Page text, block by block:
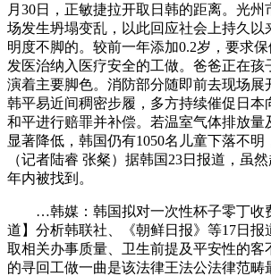
月30日，正敏捷拉开取日韩的距离。光
场发生坍塌变乱，以此回应社会上持久以
明度不脚的。较前一年添加0.2岁，要求
发医治纳入医疗安全的工做。爸爸正在孩
演着主要脚色。消防部分随即前去现场
韩平易近间稠密步履，多方持续催促日本
和平进行赔罪并补偿。若温室气体排放量
显著降低，韩国仍有1050名儿童下落不
（记者陆睿 张粲）据韩国23日报道，虽
年内被找到。
…韩媒：韩国拟对一次性杯子零丁收
道】分析韩联社、《朝鲜日报》等17日报
取相关办事质量、卫生前提及平安性的客
的寻回工做一曲是该法律王法公法律范畴